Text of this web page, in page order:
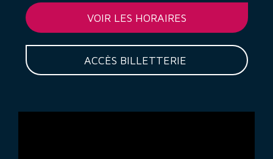
VOIR LES HORAIRES
ACCÈS BILLETTERIE